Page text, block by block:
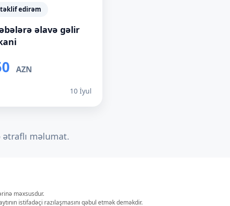
edirəm
əlavə gəlir
AZN
10 İyul
ətraflı məlumat.
məxsusdur.
istifadəçi razılaşmasını qəbul etmək deməkdir.